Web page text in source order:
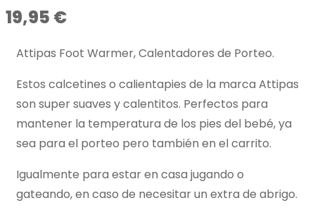
19,95 €
Attipas Foot Warmer, Calentadores de Porteo.
Estos calcetines o calientapies de la marca Attipas
son super suaves y calentitos. Perfectos para
mantener la temperatura de los pies del bebé, ya
sea para el porteo pero también en el carrito.
Igualmente para estar en casa jugando o
gateando, en caso de necesitar un extra de abrigo.